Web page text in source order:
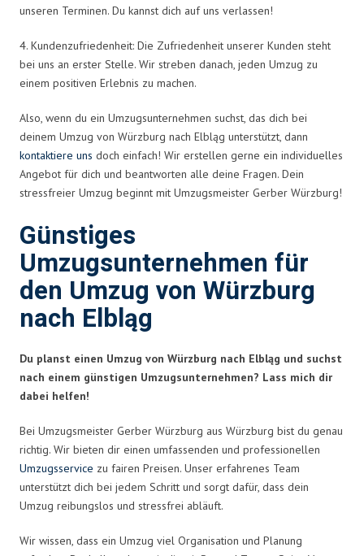
unseren Terminen. Du kannst dich auf uns verlassen!
4. Kundenzufriedenheit: Die Zufriedenheit unserer Kunden steht
bei uns an erster Stelle. Wir streben danach, jeden Umzug zu
einem positiven Erlebnis zu machen.
Also, wenn du ein Umzugsunternehmen suchst, das dich bei
deinem Umzug von Würzburg nach Elbląg unterstützt, dann
kontaktiere uns doch einfach! Wir erstellen gerne ein individuelles
Angebot für dich und beantworten alle deine Fragen. Dein
stressfreier Umzug beginnt mit Umzugsmeister Gerber Würzburg!
Günstiges
Umzugsunternehmen für
den Umzug von Würzburg
nach Elbląg
Du planst einen Umzug von Würzburg nach Elbląg und suchst
nach einem günstigen Umzugsunternehmen? Lass mich dir
dabei helfen!
Bei Umzugsmeister Gerber Würzburg aus Würzburg bist du genau
richtig. Wir bieten dir einen umfassenden und professionellen
Umzugsservice zu fairen Preisen. Unser erfahrenes Team
unterstützt dich bei jedem Schritt und sorgt dafür, dass dein
Umzug reibungslos und stressfrei abläuft.
Wir wissen, dass ein Umzug viel Organisation und Planung